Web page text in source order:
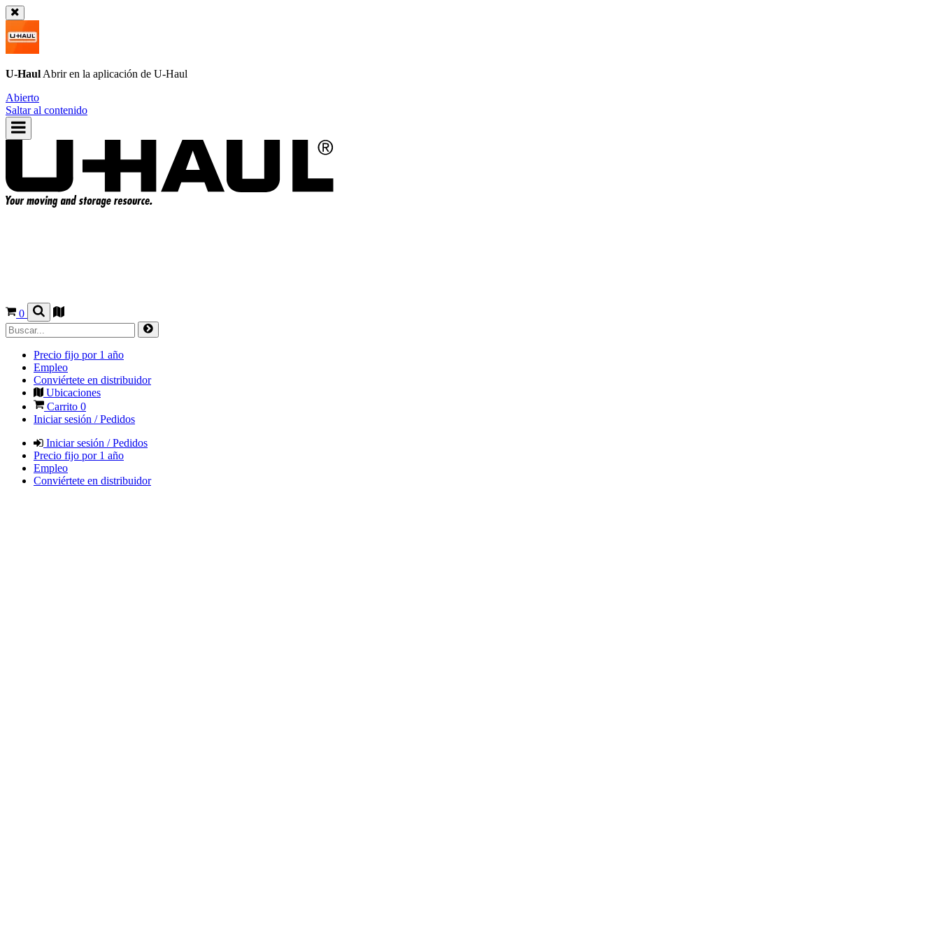
U-Haul Abrir en la aplicación de U-Haul
Abierto
Saltar al contenido
0
Precio fijo por 1 año
Empleo
Conviértete en distribuidor
Ubicaciones
Carrito 0
Iniciar sesión / Pedidos
Iniciar sesión / Pedidos
Precio fijo por 1 año
Empleo
Conviértete en distribuidor